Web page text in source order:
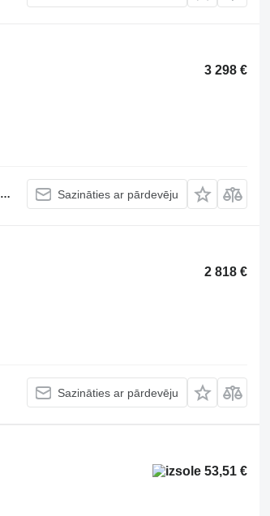
3 298 €
Sazināties ar pārdevēju
2 818 €
Sazināties ar pārdevēju
53,51 €